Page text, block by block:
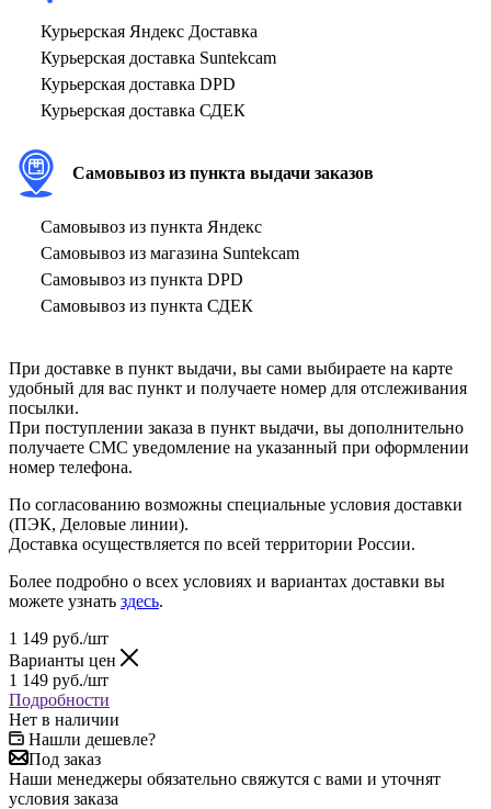
Курьерская Яндекс Доставка
Курьерская доставка Suntekcam
Курьерская доставка DPD
Курьерская доставка СДЕК
Самовывоз из пункта выдачи заказов
Самовывоз из пункта Яндекс
Самовывоз из магазина Suntekcam
Самовывоз из пункта DPD
Самовывоз из пункта СДЕК
При доставке в пункт выдачи, вы сами выбираете на карте
удобный для вас пункт и получаете номер для отслеживания
посылки.
При поступлении заказа в пункт выдачи, вы дополнительно
получаете СМС уведомление на указанный при оформлении
номер телефона.
По согласованию возможны специальные условия доставки
(ПЭК, Деловые линии).
Доставка осуществляется по всей территории России.
Более подробно о всех условиях и вариантах доставки вы
можете узнать здесь.
1 149 руб./шт
Варианты цен
1 149 руб./шт
Подробности
Нет в наличии
Нашли дешевле?
Под заказ
Наши менеджеры обязательно свяжутся с вами и уточнят
условия заказа